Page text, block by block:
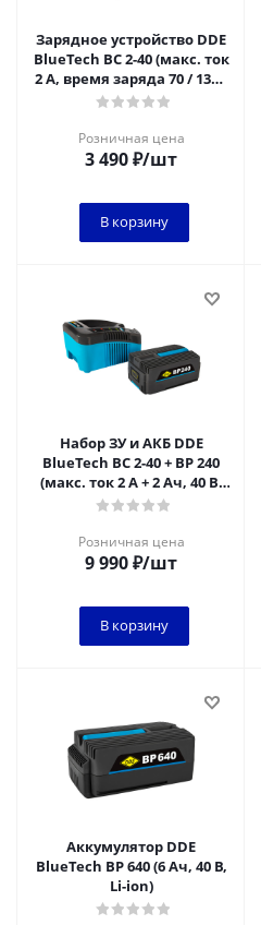
Зарядное устройство DDE
BlueTech BC 2-40 (макс. ток
2 А, время заряда 70 / 135 /
200 мин, 40 В)
Розничная цена
3 490₽/шт
В корзину
Набор ЗУ и АКБ DDE
BlueTech BC 2-40 + BP 240
(макс. ток 2 А + 2 Ач, 40 В,
Li-ion)
Розничная цена
9 990₽/шт
В корзину
Аккумулятор DDE
BlueTech BP 640 (6 Ач, 40 В,
Li-ion)